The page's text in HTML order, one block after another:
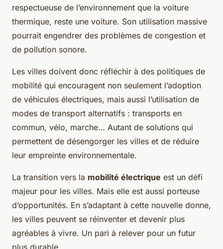
respectueuse de l’environnement que la voiture
thermique, reste une voiture. Son utilisation massive
pourrait engendrer des problèmes de congestion et
de pollution sonore.
Les villes doivent donc réfléchir à des politiques de
mobilité qui encouragent non seulement l’adoption
de véhicules électriques, mais aussi l’utilisation de
modes de transport alternatifs : transports en
commun, vélo, marche… Autant de solutions qui
permettent de désengorger les villes et de réduire
leur empreinte environnementale.
La transition vers la mobilité électrique est un défi
majeur pour les villes. Mais elle est aussi porteuse
d’opportunités. En s’adaptant à cette nouvelle donne,
les villes peuvent se réinventer et devenir plus
agréables à vivre. Un pari à relever pour un futur